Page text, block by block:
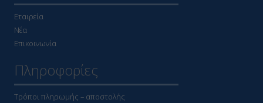
Εταιρεία
Νέα
Επικοινωνία
Πληροφορίες
Τρόποι πληρωμής – αποστολής